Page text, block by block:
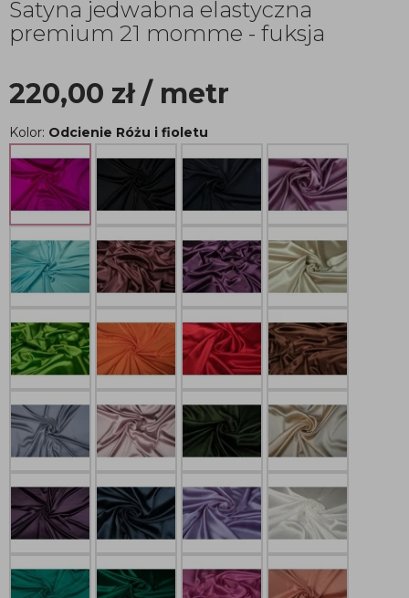
Satyna jedwabna elastyczna
premium 21 momme - fuksja
220,00 zł/ metr
Kolor: Odcienie Różu i fioletu